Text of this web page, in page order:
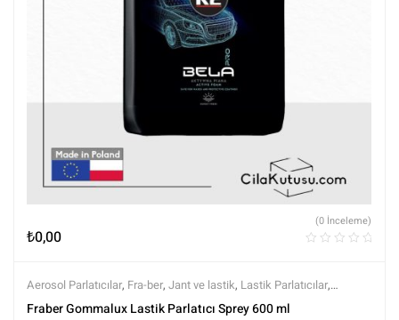
₺0,00
(0 İnceleme)
Aerosol Parlatıcılar, Fra-ber, Jant ve lastik, Lastik Parlatıcılar,
Markalar,Tüm Ürünler ,Yıkama Ürünleri
Fraber Gommalux Lastik Parlatıcı Sprey 600 ml